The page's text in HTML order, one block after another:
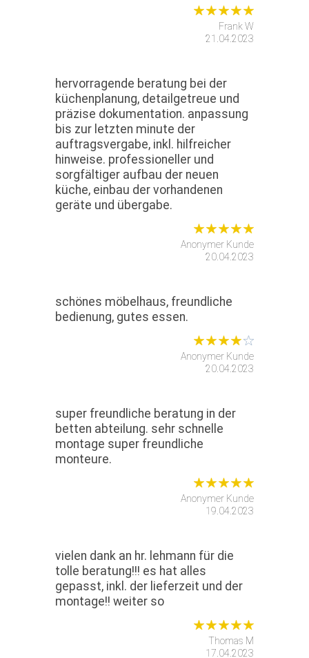
Frank W
21.04.2023
hervorragende beratung bei der
küchenplanung, detailgetreue und
präzise dokumentation. anpassung
bis zur letzten minute der
auftragsvergabe, inkl. hilfreicher
hinweise. professioneller und
sorgfältiger aufbau der neuen
küche, einbau der vorhandenen
geräte und übergabe.
Anonymer Kunde
20.04.2023
schönes möbelhaus, freundliche
bedienung, gutes essen.
Anonymer Kunde
20.04.2023
super freundliche beratung in der
betten abteilung. sehr schnelle
montage super freundliche
monteure.
Anonymer Kunde
19.04.2023
vielen dank an hr. lehmann für die
tolle beratung!!! es hat alles
gepasst, inkl. der lieferzeit und der
montage!! weiter so
Thomas M
17.04.2023